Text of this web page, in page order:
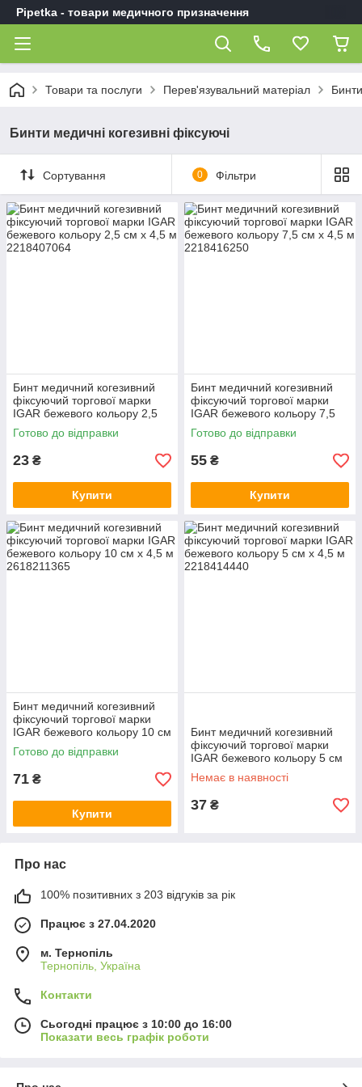
Pipetka - товари медичного призначення
Товари та послуги Перев'язувальний матеріал
Бинти медичні когезивні фіксуючі
Сортування 0 Фільтри
Бинт медичний когезивний
фіксуючий торгової марки
IGAR бежевого кольору 2,5
см х 4,5 м
Готово до відправки
23 ₴
Купити
Бинт медичний когезивний
фіксуючий торгової марки
IGAR бежевого кольору 7,5
см х 4,5 м
Готово до відправки
55 ₴
Купити
Бинт медичний когезивний
фіксуючий торгової марки
IGAR бежевого кольору 10 см
х 4,5 м
Готово до відправки
71 ₴
Купити
Бинт медичний когезивний
фіксуючий торгової марки
IGAR бежевого кольору 5 см
х 4,5 м
Немає в наявності
37 ₴
Про нас
100% позитивних з 203 відгуків за рік
Працює з 27.04.2020
м. Тернопіль
Тернопіль, Україна
Контакти
Сьогодні працює з 10:00 до 16:00
Показати весь графік роботи